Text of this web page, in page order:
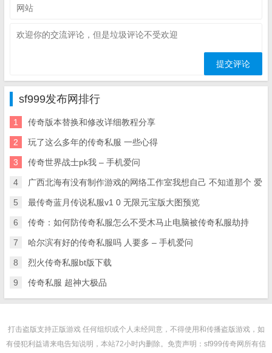
sf999发布网排行
1 传奇版本替换和修改详细教程分享
2 玩了这么多年的传奇私服 一些心得
3 传奇世界战士pk我 – 手机爱问
4 广西北海有没有制作游戏的网络工作室我想自己 不知道那个 爱
5 最传奇蓝月传说私服v1 0 无限元宝版大图预览
6 传奇：如何防传奇私服怎么不受木马止电脑被传奇私服劫持
7 哈尔滨有好的传奇私服吗 人要多 – 手机爱问
8 烈火传奇私服bt版下载
9 传奇私服 超神大极品
打击盗版支持正版游戏 任何组织或个人未经同意，不得使用和传播盗版游戏，如
有侵犯利益请来电告知说明，本站72小时内删除。免责声明：sf999传奇网所有信